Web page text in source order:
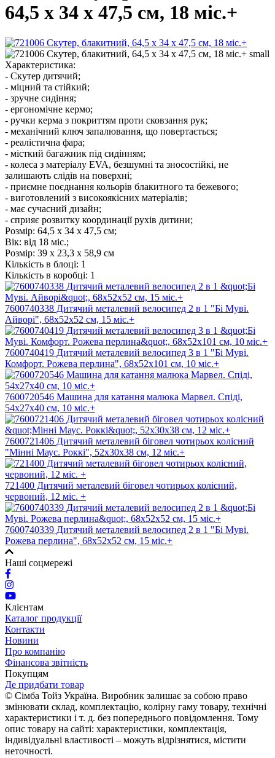
64,5 x 34 x 47,5 см, 18 міс.+
Характеристика:
- Скутер дитячий;
- міцний та стійкий;
- зручне сидіння;
- ергономічне кермо;
- ручки керма з покриттям проти сковзання рук;
- механічний ключ запалювання, що повертається;
- реалістична фара;
- місткий багажник під сидінням;
- колеса з матеріалу EVA, безшумні та зносостійкі, не
залишають слідів на поверхні;
- приємне поєднання кольорів блакитного та бежевого;
- виготовлений з високоякісних матеріалів;
- має сучасний дизайн;
- сприяє розвитку координації рухів дитини;
Розмір: 64,5 х 34 х 47,5 см;
Вік: від 18 міс.;
Розмір: 39 х 23,3 х 58,9 см
Кількість в блоці: 1
Кількість в коробці: 1
7600740338 Дитячий металевий велосипед 2 в 1 "Бі Муві.
Айворі", 68х52х52 см, 15 міс.+
7600740419 Дитячий металевий велосипед 3 в 1 "Бі Муві.
Комфорт. Рожева перлина", 68х52х101 см, 10 міс.+
7600720546 Машина для катання малюка Марвел. Спiдi,
54х27х40 см, 10 мic.+
7600721406 Дитячий металевий біговел чотирьох колісний
"Мінні Маус. Роккі", 52х30х38 см, 12 міс.+
721400 Дитячий металевий біговел чотирьох колісний,
червоний, 12 міс. +
7600740339 Дитячий металевий велосипед 2 в 1 "Бі Муві.
Рожева перлина", 68х52х52 см, 15 міс.+
Наші соцмережі
Клієнтам
Каталог продукції
Контакти
Новини
Про компанію
Фінансова звітність
Покупцям
Де придбати товар
© Сімба Тойз Україна. Виробник залишає за собою право
змінювати склад, комплектацію, колірну гаму товару, технічні
характеристики і т. д. без попереднього повідомлення. Тому
опис товару на сайті: характеристики, комплектація,
індивідуальні властивості – можуть відрізнятися, містити
неточності.